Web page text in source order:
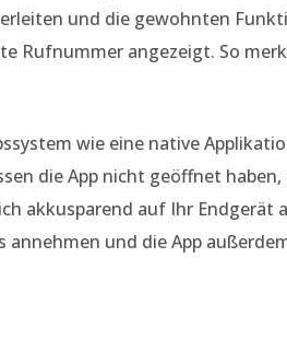
und die gewohnten
Rufnummer angezeigt. So
wie eine native
die App nicht geöffnet
akkusparend auf Ihr Endgerät
und die App